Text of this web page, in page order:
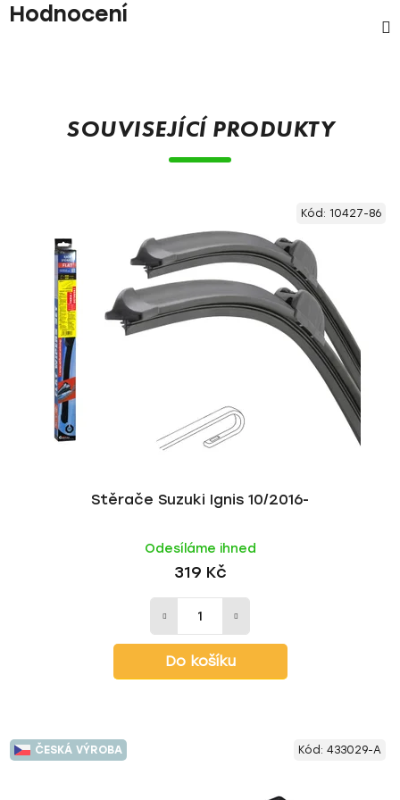
Hodnocení
SOUVISEJÍCÍ PRODUKTY
Stěrače Suzuki Ignis 10/2016-
Odesíláme ihned
319 Kč
Do košíku
Kód: 10427-86
ČESKÁ VÝROBA Kód: 433029-A